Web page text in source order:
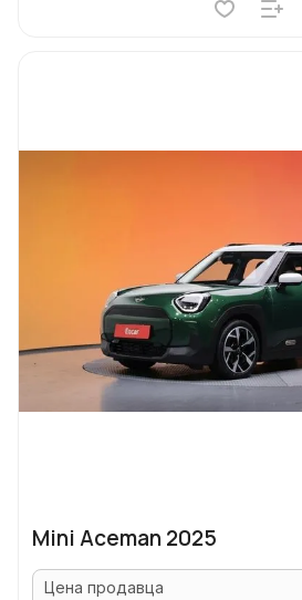
Mini Aceman 2025
Цена продавца